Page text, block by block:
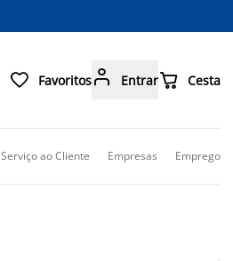
 Favoritos Entrar Cesta
Serviço ao Cliente Empresas Emprego